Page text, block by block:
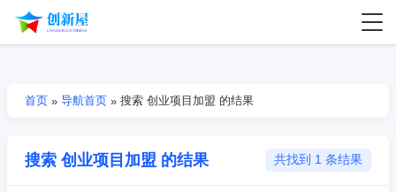
首页 » 导航首页 » 搜索 创业项目加盟 的结果
搜索 创业项目加盟 的结果 共找到 1 条结果